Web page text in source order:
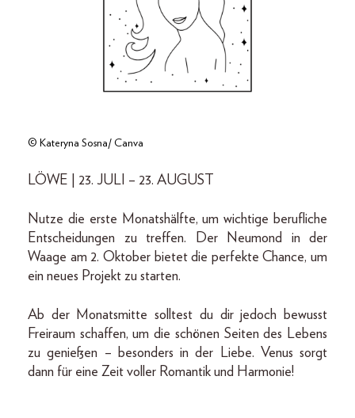
© Kateryna Sosna/ Canva
LÖWE | 23. JULI – 23. AUGUST
Nutze die erste Monatshälfte, um wichtige berufliche
Entscheidungen zu treffen. Der Neumond in der
Waage am 2. Oktober bietet die perfekte Chance, um
ein neues Projekt zu starten.
Ab der Monatsmitte solltest du dir jedoch bewusst
Freiraum schaffen, um die schönen Seiten des Lebens
zu genießen – besonders in der Liebe. Venus sorgt
dann für eine Zeit voller Romantik und Harmonie!